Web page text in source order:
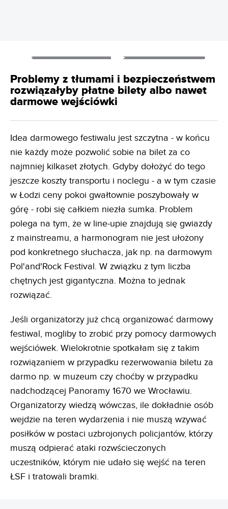
Problemy z tłumami i bezpieczeństwem
rozwiązałyby płatne bilety albo nawet
darmowe wejściówki
Idea darmowego festiwalu jest szczytna - w końcu
nie każdy może pozwolić sobie na bilet za co
najmniej kilkaset złotych. Gdyby dołożyć do tego
jeszcze koszty transportu i noclegu - a w tym czasie
w Łodzi ceny pokoi gwałtownie poszybowały w
górę - robi się całkiem niezła sumka. Problem
polega na tym, że w line-upie znajdują się gwiazdy
z mainstreamu, a harmonogram nie jest ułożony
pod konkretnego słuchacza, jak np. na darmowym
Pol'and'Rock Festival. W związku z tym liczba
chętnych jest gigantyczna. Można to jednak
rozwiązać.
Jeśli organizatorzy już chcą organizować darmowy
festiwal, mogliby to zrobić przy pomocy darmowych
wejściówek. Wielokrotnie spotkałam się z takim
rozwiązaniem w przypadku rezerwowania biletu za
darmo np. w muzeum czy choćby w przypadku
nadchodzącej Panoramy 1670 we Wrocławiu.
Organizatorzy wiedzą wówczas, ile dokładnie osób
wejdzie na teren wydarzenia i nie muszą wzywać
posiłków w postaci uzbrojonych policjantów, którzy
muszą odpierać ataki rozwścieczonych
uczestników, którym nie udało się wejść na teren
ŁSF i tratowali bramki.